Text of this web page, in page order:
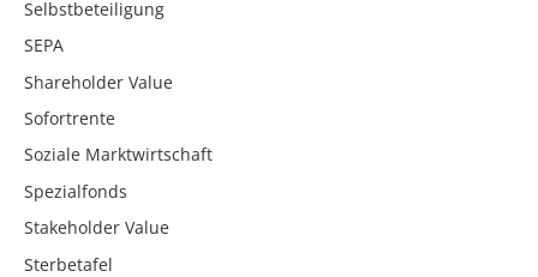
Selbstbeteiligung
SEPA
Shareholder Value
Sofortrente
Soziale Marktwirtschaft
Spezialfonds
Stakeholder Value
Sterbetafel